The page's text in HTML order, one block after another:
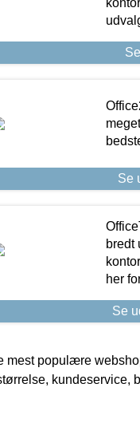
Se
bredt
her
Se
mest populære
kundeservice,